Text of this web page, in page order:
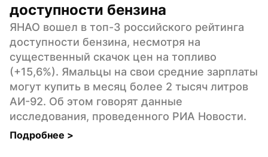
доступности бензина
ЯНАО вошел в топ-3 российского рейтинга
доступности бензина, несмотря на
существенный скачок цен на топливо
(+15,6%). Ямальцы на свои средние зарплаты
могут купить в месяц более 2 тысяч литров
АИ-92. Об этом говорят данные
исследования, проведенного РИА Новости.
Подробнее >